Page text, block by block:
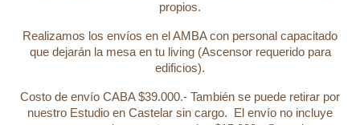
propios.
Realizamos los envíos en el AMBA con personal capacitado
que dejarán la mesa en tu living (Ascensor requerido para
edificios).
Costo de envío CABA $39.000.- También se puede retirar por
nuestro Estudio en Castelar sin cargo. El envío no incluye